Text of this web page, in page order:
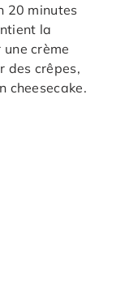
20 minutes
la
crème
des crêpes,
cheesecake.